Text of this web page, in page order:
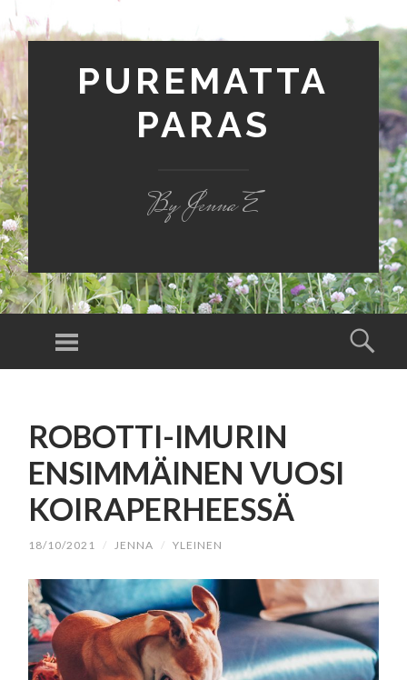
PUREMATTA
PARAS
By Jenna E
Valikko
ROBOTTI-IMURIN
ENSIMMÄINEN VUOSI
KOIRAPERHEESSÄ
18/10/2021 / JENNA / YLEINEN